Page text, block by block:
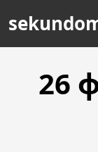
26